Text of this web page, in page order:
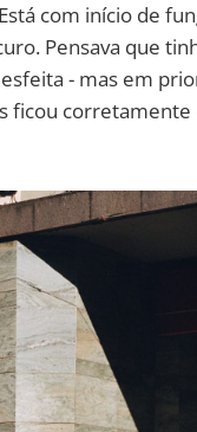
com início de
Pensava que
- mas em
ficou corretamente